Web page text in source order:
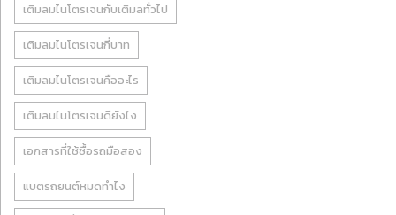
เติมลมไนโตรเจนกับเติมลทั่วไป
เติมลมไนโตรเจนกี่บาท
เติมลมไนโตรเจนคืออะไร
เติมลมไนโตรเจนดียังไง
เอกสารที่ใช้ซื้อรถมือสอง
แบตรถยนต์หมดทำไง